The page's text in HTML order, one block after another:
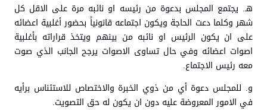
هـ. يجتمع المجلس بدعوة من رئيسه او نائبه مرة على الاقل كل
شهر وكلما دعت الحاجة ويكون اجتماعه قانونياً بحضور أغلبية اعضائه
على ان يكون الرئيس او نائبه من بينهم ويتخذ قراراته بأغلبية
اصوات اعضائه وفي حال تساوى الاصوات يرجح الجانب الذي صوت
معه رئيس الاجتماع.
و. للمجلس دعوة أي من ذوي الخبرة والاختصاص للاستئناس برأيه
في الامور المعروضة عليه دون ان يكون له حق التصويت.